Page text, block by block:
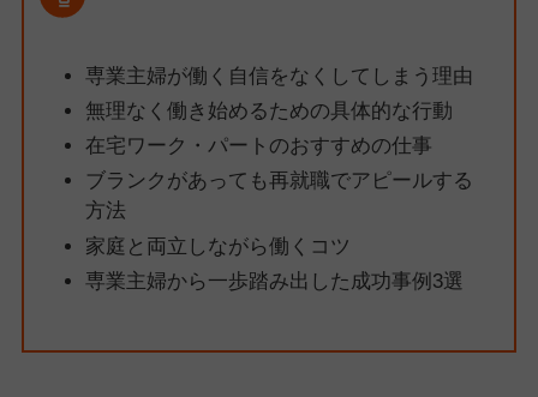
専業主婦が働く自信をなくしてしまう理由
無理なく働き始めるための具体的な行動
在宅ワーク・パートのおすすめの仕事
ブランクがあっても再就職でアピールする
方法
家庭と両立しながら働くコツ
専業主婦から一歩踏み出した成功事例3選